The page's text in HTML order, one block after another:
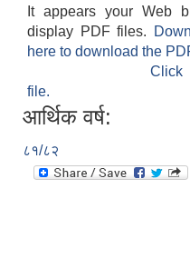
It appears your Web
display PDF files.
here to download the
Click
file.
आर्थिक वर्ष:
८१/८२